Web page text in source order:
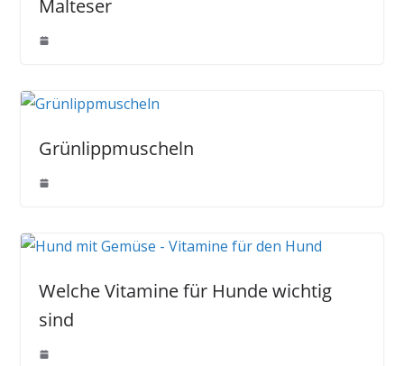
Malteser
Grünlippmuscheln
Welche Vitamine für Hunde wichtig
sind